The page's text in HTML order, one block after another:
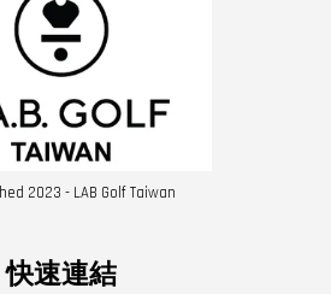
2023 - LAB Golf Taiwan
快速連結